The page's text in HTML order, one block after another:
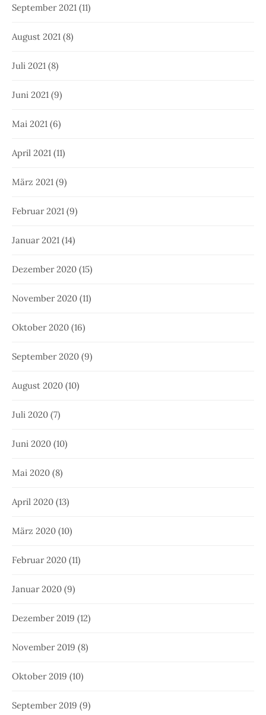
September 2021 (11)
August 2021 (8)
Juli 2021 (8)
Juni 2021 (9)
Mai 2021 (6)
April 2021 (11)
März 2021 (9)
Februar 2021 (9)
Januar 2021 (14)
Dezember 2020 (15)
November 2020 (11)
Oktober 2020 (16)
September 2020 (9)
August 2020 (10)
Juli 2020 (7)
Juni 2020 (10)
Mai 2020 (8)
April 2020 (13)
März 2020 (10)
Februar 2020 (11)
Januar 2020 (9)
Dezember 2019 (12)
November 2019 (8)
Oktober 2019 (10)
September 2019 (9)